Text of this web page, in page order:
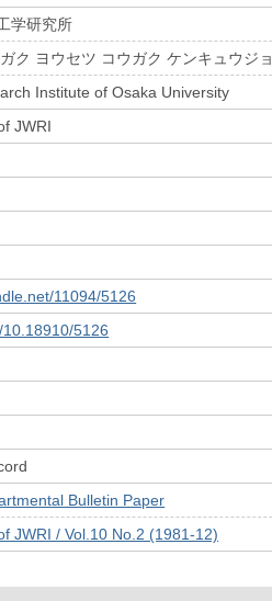
学研究所
ク ヨウセツ コウガク ケンキュウジョ
Institute of Osaka University
JWRI
11094/5126
5126
Bulletin Paper
JWRI / Vol.10 No.2 (1981-12)